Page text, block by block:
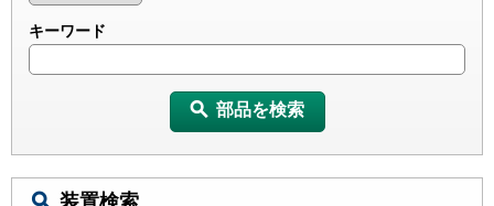
キーワード
部品を検索
装置検索